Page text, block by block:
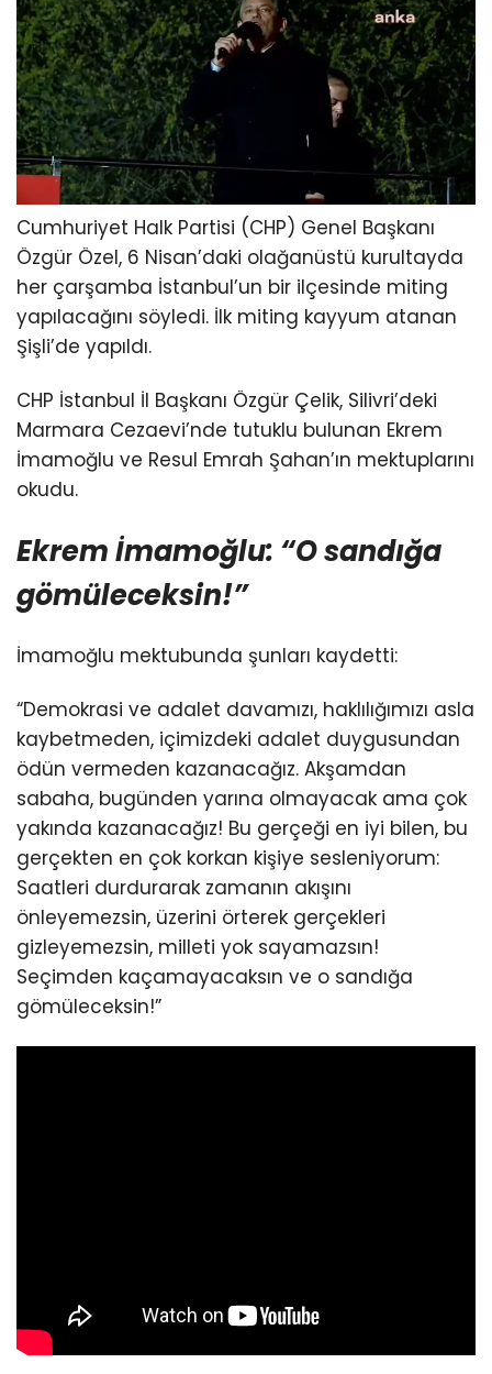
Cumhuriyet Halk Partisi (CHP) Genel Başkanı
Özgür Özel, 6 Nisan’daki olağanüstü kurultayda
her çarşamba İstanbul’un bir ilçesinde miting
yapılacağını söyledi. İlk miting kayyum atanan
Şişli’de yapıldı.
CHP İstanbul İl Başkanı Özgür Çelik, Silivri’deki
Marmara Cezaevi’nde tutuklu bulunan Ekrem
İmamoğlu ve Resul Emrah Şahan’ın mektuplarını
okudu.
Ekrem İmamoğlu: “O sandığa
gömüleceksin!”
İmamoğlu mektubunda şunları kaydetti:
“Demokrasi ve adalet davamızı, haklılığımızı asla
kaybetmeden, içimizdeki adalet duygusundan
ödün vermeden kazanacağız. Akşamdan
sabaha, bugünden yarına olmayacak ama çok
yakında kazanacağız! Bu gerçeği en iyi bilen, bu
gerçekten en çok korkan kişiye sesleniyorum:
Saatleri durdurarak zamanın akışını
önleyemezsin, üzerini örterek gerçekleri
gizleyemezsin, milleti yok sayamazsın!
Seçimden kaçamayacaksın ve o sandığa
gömüleceksin!”